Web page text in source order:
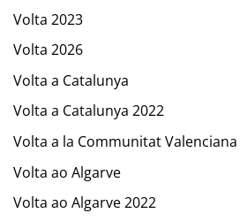
Volta 2023
Volta 2026
Volta a Catalunya
Volta a Catalunya 2022
Volta a la Communitat Valenciana
Volta ao Algarve
Volta ao Algarve 2022